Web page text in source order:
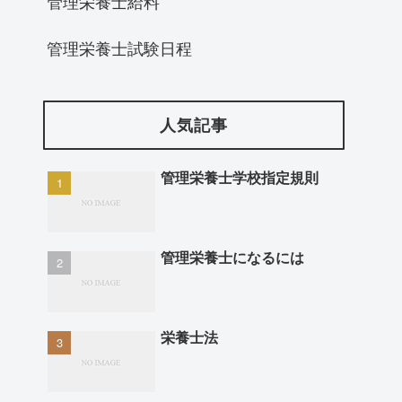
管理栄養士試験日程
人気記事
管理栄養士学校指定規則
管理栄養士になるには
栄養士法